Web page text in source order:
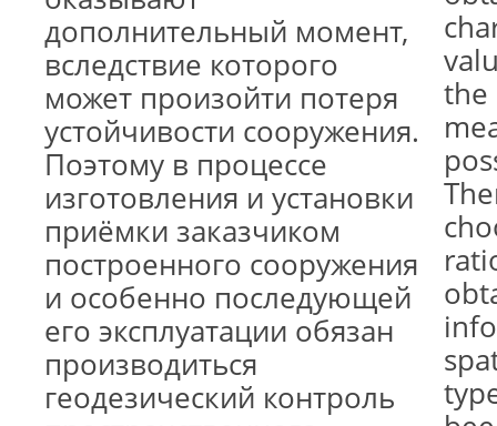
дополнительный момент,
вследствие которого
может произойти потеря
устойчивости сооружения.
Поэтому в процессе
изготовления и установки
приёмки заказчиком
построенного сооружения
и особенно последующей
его эксплуатации обязан
производиться
геодезический контроль
the